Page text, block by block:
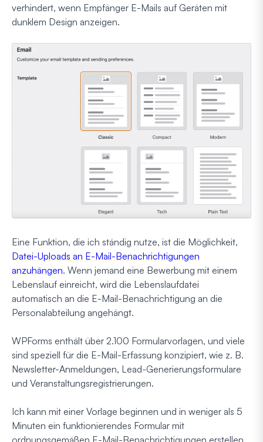
verhindert, wenn Empfänger E-Mails auf Geräten mit
dunklem Design anzeigen.
Eine Funktion, die ich ständig nutze, ist die Möglichkeit,
Datei-Uploads an E-Mail-Benachrichtigungen
anzuhängen. Wenn jemand eine Bewerbung mit einem
Lebenslauf einreicht, wird die Lebenslaufdatei
automatisch an die E-Mail-Benachrichtigung an die
Personalabteilung angehängt.
WPForms enthält über 2.100 Formularvorlagen, und viele
sind speziell für die E-Mail-Erfassung konzipiert, wie z. B.
Newsletter-Anmeldungen, Lead-Generierungsformulare
und Veranstaltungsregistrierungen.
Ich kann mit einer Vorlage beginnen und in weniger als 5
Minuten ein funktionierendes Formular mit
ordnungsgemäßen E-Mail-Benachrichtigungen erstellen